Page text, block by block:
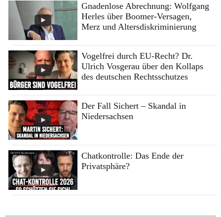
Gnadenlose Abrechnung: Wolfgang
Herles über Boomer-Versagen,
Merz und Altersdiskriminierung
Vogelfrei durch EU-Recht? Dr.
Ulrich Vosgerau über den Kollaps
des deutschen Rechtsschutzes
Der Fall Sichert – Skandal in
Niedersachsen
Chatkontrolle: Das Ende der
Privatsphäre?